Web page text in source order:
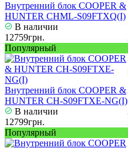
Внутренний блок COOPER &
HUNTER CHML-S09FTXQ(I)
В наличии
12759грн.
Популярный
Внутренний блок COOPER &
HUNTER CH-S09FTXE-NG(I)
В наличии
12799грн.
Популярный